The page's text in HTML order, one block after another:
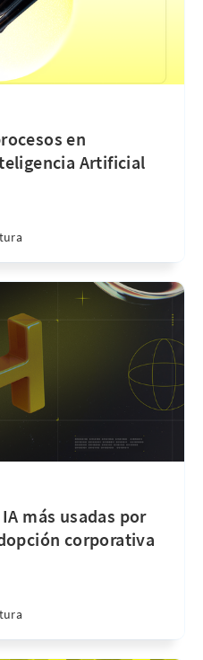
en
Artificial
más usadas por
corporativa